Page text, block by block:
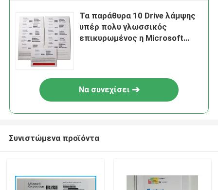
Τα παράθυρα 10 Drive λάμψης
υπέρ πολυ γλωσσικός
επικυρωμένος η Microsoft
Να συνεχίσει
Συνιστώμενα προϊόντα